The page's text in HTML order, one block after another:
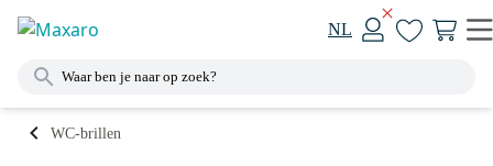
NL
WC-brillen